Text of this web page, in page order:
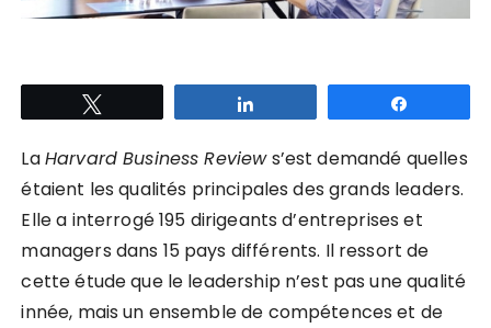
LaHarvard Business Reviews’est demandé quelles
étaient les qualités principales des grands leaders.
Elle a interrogé 195 dirigeants d’entreprises et
managers dans 15 pays différents. Il ressort de
cette étude que le leadership n’est pas une qualité
innée, mais un ensemble de compétences et de